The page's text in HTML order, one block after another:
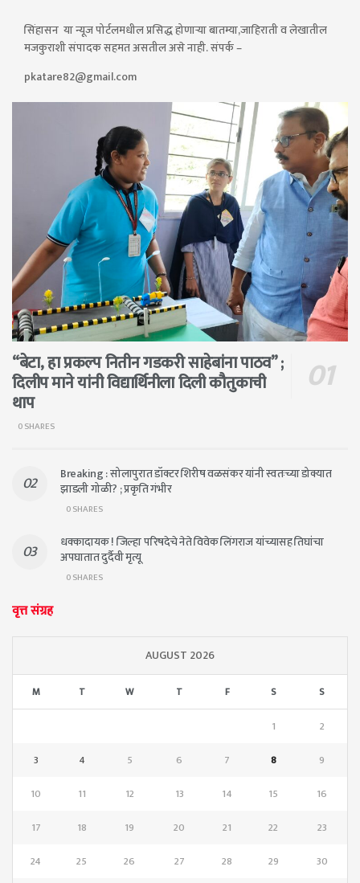
सिंहासन या न्यूज पोर्टलमधील प्रसिद्ध होणाऱ्या बातम्या,जाहिराती व लेखातील
मजकुराशी संपादक सहमत असतील असे नाही. संपर्क –
pkatare82@gmail.com
“बेटा, हा प्रकल्प नितीन गडकरी साहेबांना पाठव” ;
दिलीप माने यांनी विद्यार्थिनीला दिली कौतुकाची
थाप
0 SHARES
Breaking : सोलापुरात डॉक्टर शिरीष वळसंकर यांनी स्वतःच्या डोक्यात
झाडली गोळी? ; प्रकृति गंभीर
0 SHARES
धक्कादायक ! जिल्हा परिषदेचे नेते विवेक लिंगराज यांच्यासह तिघांचा
अपघातात दुर्दैवी मृत्यू
0 SHARES
वृत्त संग्रह
AUGUST 2026
M T W T F S S
1
2
3
4 5 6 7 8
9
10
11 12 13 14 15
16
17
18 19 20 21 22
23
24
25 26 27 28 29 30